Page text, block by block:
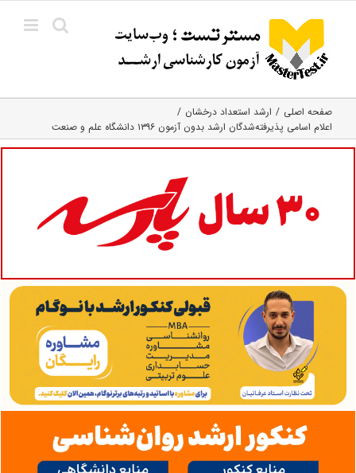
content
صفحه اصلی
ارشد استعداد درخشان
اعلام اسامی پذیرفته‌شدگان ارشد بدون آزمون ۱۳۹۶ دانشگاه علم و صنعت